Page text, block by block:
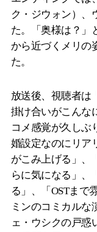
ク・ジウォン）、
た。「奥様は？」
から近づくメリの
た。
放送後、視聴者は
掛け合いがこんな
コメ感覚が久しぶ
婚設定なのにリア
がこみ上げる」、
らに気になる」、
る」、「OSTまで
ミンのコミカルな
ェ・ウシクの戸惑